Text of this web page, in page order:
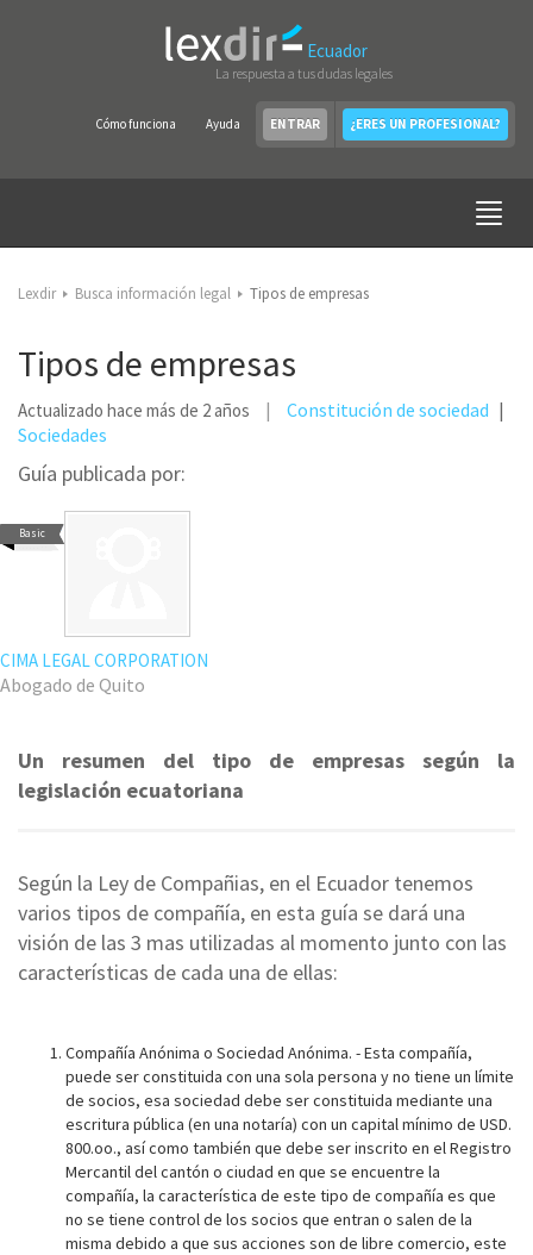
Ecuador
La respuesta a tus dudas legales
Cómo funciona Ayuda ENTRAR ¿ERES UN PROFESIONAL?
Lexdir Busca información legal Tipos de empresas
Tipos de empresas
Actualizado hace más de 2 años
Constitución de sociedad
Sociedades
Guía publicada por:
Basic
CIMA LEGAL CORPORATION
Abogado de Quito
Un resumen del tipo de empresas según la
legislación ecuatoriana
Según la Ley de Compañias, en el Ecuador tenemos
varios tipos de compañía, en esta guía se dará una
visión de las 3 mas utilizadas al momento junto con las
características de cada una de ellas:
Compañía Anónima o Sociedad Anónima. - Esta compañía,
puede ser constituida con una sola persona y no tiene un límite
de socios, esa sociedad debe ser constituida mediante una
escritura pública (en una notaría) con un capital mínimo de USD.
800.oo., así como también que debe ser inscrito en el Registro
Mercantil del cantón o ciudad en que se encuentre la
compañía, la característica de este tipo de compañía es que
no se tiene control de los socios que entran o salen de la
misma debido a que sus acciones son de libre comercio, este